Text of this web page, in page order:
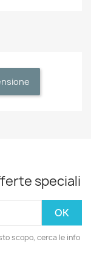
speciali
scopo, cerca le info